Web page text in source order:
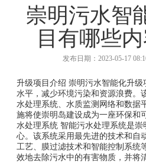
崇明污水智
目有哪些
发布日期：2023-05-17
升级项目介绍 崇明污水智能化升
水平，减少环境污染和资源浪费。
水处理系统、水质监测网络和数据
施将使崇明岛建设成为一座环保和
水处理系统 智能污水处理系统是
心。该系统采用最先进的技术和自
工艺、膜过滤技术和智能控制系统
效地去除污水中的有害物质，并将